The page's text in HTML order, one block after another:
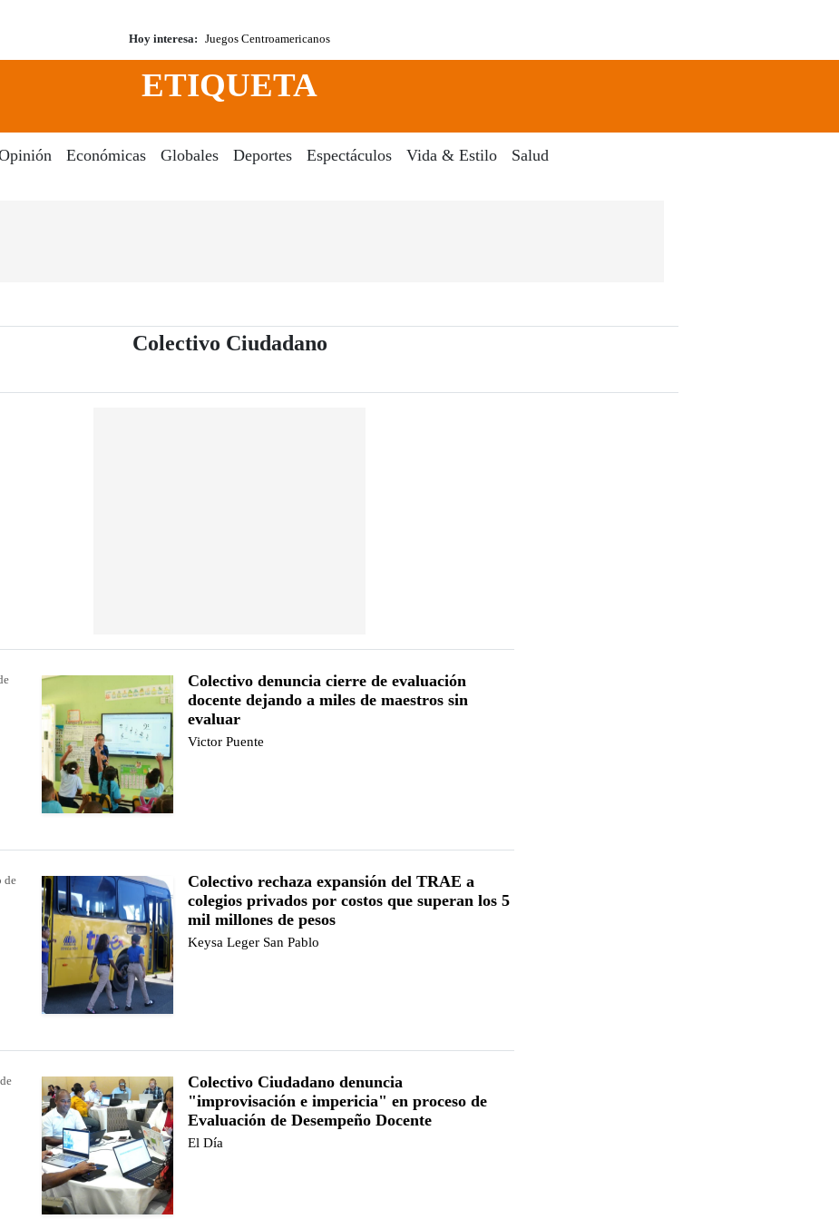
Hoy interesa: Juegos Centroamericanos
Search
ETIQUETA
Económicas Globales Deportes Espectáculos Vida & Estilo Salud
Colectivo Ciudadano- Periódico El Dia Digital
Colectivo denuncia cierre de evaluación
docente dejando a miles de maestros sin
evaluar
Victor Puente
de
Colectivo rechaza expansión del TRAE a
colegios privados por costos que superan los 5
mil millones de pesos
Keysa Leger San Pablo
Colectivo Ciudadano denuncia
"improvisación e impericia" en proceso de
Evaluación de Desempeño Docente
El Día